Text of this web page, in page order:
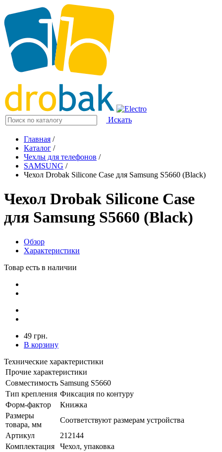
Искать
Главная /
Каталог /
Чехлы для телефонов /
SAMSUNG /
Чехол Drobak Silicone Case для Samsung S5660 (Black)
Чехол Drobak Silicone Case
для Samsung S5660 (Black)
Обзор
Характеристики
Товар есть в наличии
49 грн.
В корзину
Технические характеристики
Прочие характеристики
Совместимость Samsung S5660
Тип крепления Фиксация по контуру
Форм-фактор
Книжка
Размеры
товара, мм
Соответствуют размерам устройства
Артикул
212144
Комплектация
Чехол, упаковка